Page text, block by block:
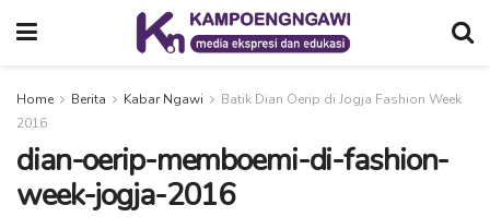
Home Berita Kabar Ngawi
Batik Dian Oerip di Jogja Fashion Week
2016
dian-oerip-memboemi-di-fashion-
week-jogja-2016